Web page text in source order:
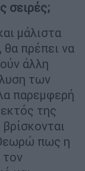
σειρές;
μάλιστα
πρέπει να
άλλη
των
παρεμφερή
της
πως η
τον